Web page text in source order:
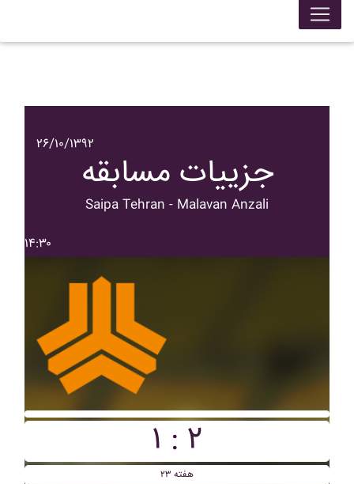
۲۶/۱۰/۱۳۹۲
جزییات مسابقه
Saipa Tehran - Malavan Anzali
۱۴:۳۰
۱ : ۲
هفته ۲۳